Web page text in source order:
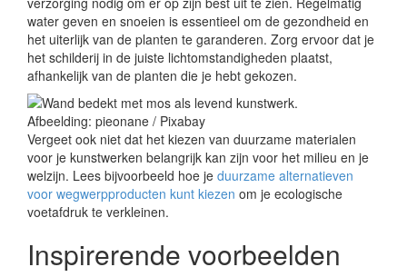
water geven en snoeien is essentieel om de gezondheid en
het uiterlijk van de planten te garanderen. Zorg ervoor dat je
het schilderij in de juiste lichtomstandigheden plaatst,
afhankelijk van de planten die je hebt gekozen.
Afbeelding: pieonane / Pixabay
Vergeet ook niet dat het kiezen van duurzame materialen
voor je kunstwerken belangrijk kan zijn voor het milieu en je
welzijn. Lees bijvoorbeeld hoe je duurzame alternatieven
voor wegwerpproducten kunt kiezen om je ecologische
voetafdruk te verkleinen.
Inspirerende voorbeelden